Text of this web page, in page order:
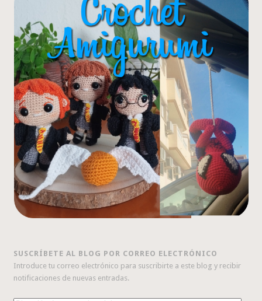
SUSCRÍBETE AL BLOG POR CORREO ELECTRÓNICO
Introduce tu correo electrónico para suscribirte a este blog y recibir
notificaciones de nuevas entradas.